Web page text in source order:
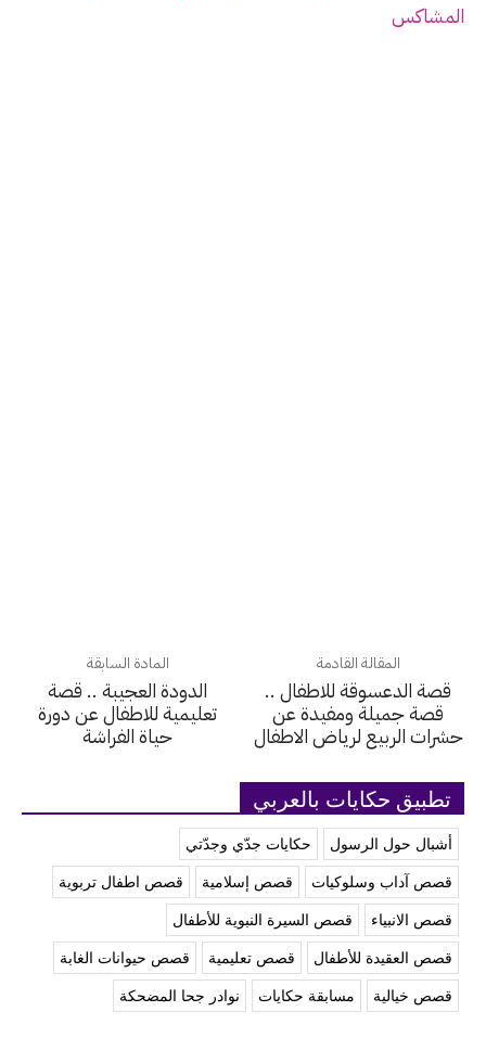
المشاكس
المادة السابقة
الدودة العجيبة .. قصة
تعليمية للاطفال عن دورة
حياة الفراشة
المقالة القادمة
قصة الدعسوقة للاطفال ..
قصة جميلة ومفيدة عن
حشرات الربيع لرياض الاطفال
تطبيق حكايات بالعربي
أشبال حول الرسول حكايات جدّي وجدّتي
قصص آداب وسلوكيات قصص إسلامية قصص اطفال تربوية
قصص الانبياء قصص السيرة النبوية للأطفال
قصص العقيدة للأطفال قصص تعليمية قصص حيوانات الغابة
قصص خيالية مسابقة حكايات نوادر جحا المضحكة